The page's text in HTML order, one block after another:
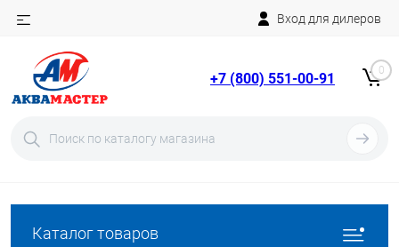
Вход для дилеров
+7 (800) 551-00-91 0
Каталог товаров